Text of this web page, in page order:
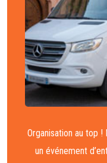
Organisation au top !
un événement